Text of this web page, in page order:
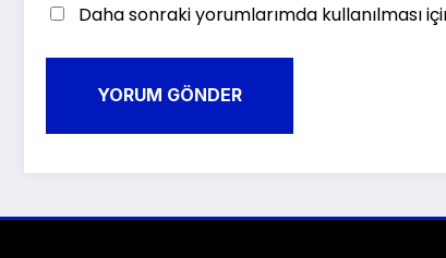
Daha sonraki yorumlarımda kullanılması